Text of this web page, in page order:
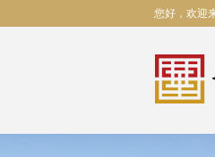
您好，欢迎